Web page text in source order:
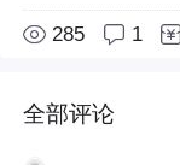
285 1
全部评论